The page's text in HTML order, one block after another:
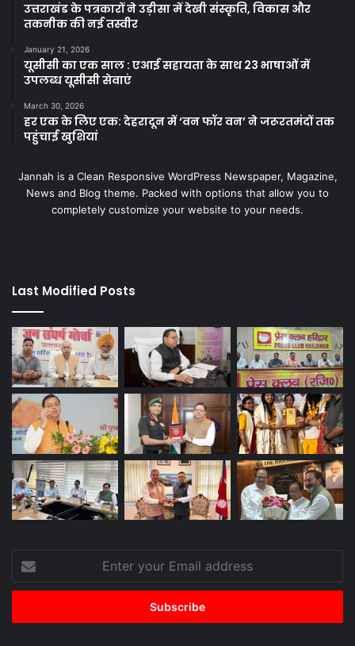
उत्तराखंड के पत्रकारों ने उड़ीसा में देखी संस्कृति, विकास और
तकनीक की नई तस्वीर
January 21, 2026
यूसीसी का एक साल : एआई सहायता के साथ 23 भाषाओं में
उपलब्ध यूसीसी सेवाएं
March 30, 2026
हर एक के लिए एक: देहरादून में ‘वन फॉर वन’ ने जरूरतमंदों तक
पहुंचाई खुशियां
Jannah is a Clean Responsive WordPress Newspaper, Magazine,
News and Blog theme. Packed with options that allow you to
completely customize your website to your needs.
Last Modified Posts
your
Email